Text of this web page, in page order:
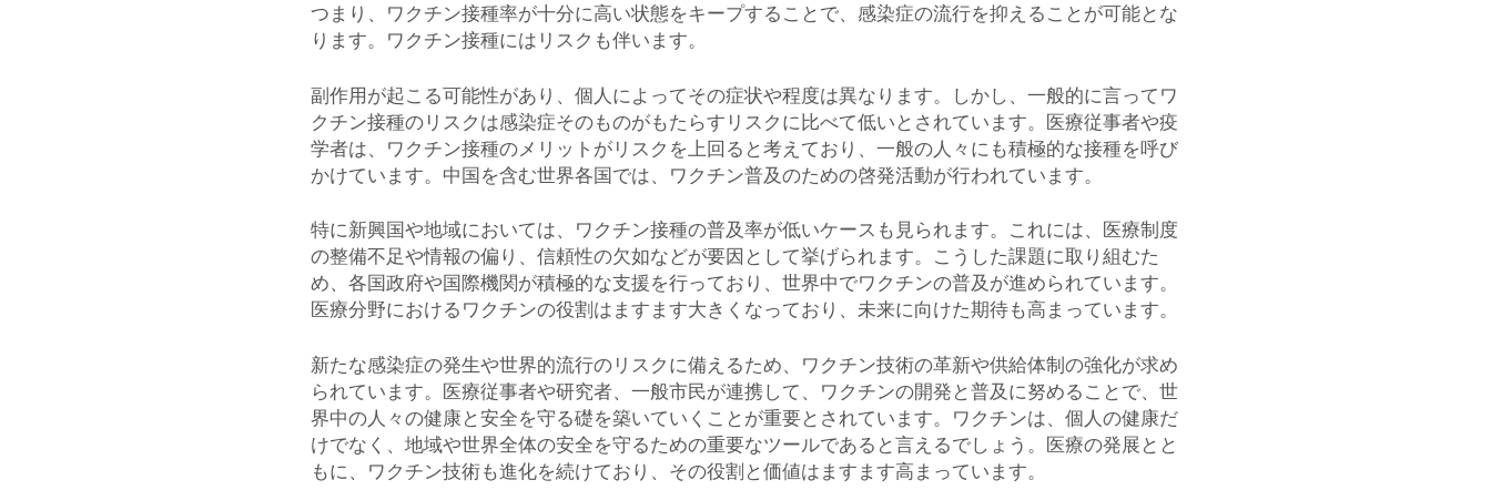
つまり、ワクチン接種率が十分に高い状態をキープすることで、感染症の流行を抑えることが可能とな
ります。ワクチン接種にはリスクも伴います。
副作用が起こる可能性があり、個人によってその症状や程度は異なります。しかし、一般的に言ってワ
クチン接種のリスクは感染症そのものがもたらすリスクに比べて低いとされています。医療従事者や疫
学者は、ワクチン接種のメリットがリスクを上回ると考えており、一般の人々にも積極的な接種を呼び
かけています。中国を含む世界各国では、ワクチン普及のための啓発活動が行われています。
特に新興国や地域においては、ワクチン接種の普及率が低いケースも見られます。これには、医療制度
の整備不足や情報の偏り、信頼性の欠如などが要因として挙げられます。こうした課題に取り組むた
め、各国政府や国際機関が積極的な支援を行っており、世界中でワクチンの普及が進められています。
医療分野におけるワクチンの役割はますます大きくなっており、未来に向けた期待も高まっています。
新たな感染症の発生や世界的流行のリスクに備えるため、ワクチン技術の革新や供給体制の強化が求め
られています。医療従事者や研究者、一般市民が連携して、ワクチンの開発と普及に努めることで、世
界中の人々の健康と安全を守る礎を築いていくことが重要とされています。ワクチンは、個人の健康だ
けでなく、地域や世界全体の安全を守るための重要なツールであると言えるでしょう。医療の発展とと
もに、ワクチン技術も進化を続けており、その役割と価値はますます高まっています。